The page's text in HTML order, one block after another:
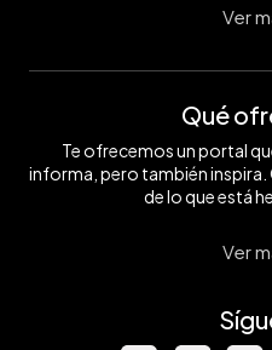
Ver
Qué
Te ofrecemos un portal
informa, pero también
de lo que está
Ver